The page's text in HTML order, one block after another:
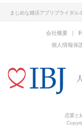
まじめな婚活アプリブライダル
会社概要
個人情報保
恋愛と